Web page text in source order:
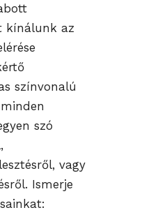
kínálunk az
színvonalú
szó
vagy
Ismerje